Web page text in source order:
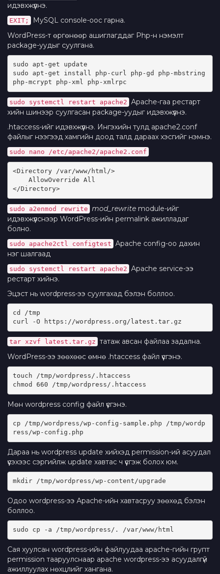
идэвхжүүлнэ.
EXIT;
MySQL console-оос гарна.
WordPress-т өргөнөөр ашиглагддаг Php-н нэмэлт
package-уудыг суулгана.
sudo apt-get update
sudo apt-get install php-curl php-gd php-mbstring
php-mcrypt php-xml php-xmlrpc
sudo systemctl restart apache2 Apache-гаа рестарт
хийн шинээр суулгасан package-уудыг идэвхжүүлнэ.
.htaccess-ийг идэвхжүүлнэ. Ингэхийн тулд apache2.conf
файлыг нээгээд хамгийн доод талд дараах хэсгийг нэмнэ.
sudo nano /etc/apache2/apache2.conf
<Directory /var/www/html/>
    AllowOverride All
</Directory>
sudo a2enmod rewrite mod_rewrite module-ийг
идэвхжүүлснээр WordPress-ийн permalink ажилладаг
болно.
sudo apache2ctl configtest Apache config-оо дахин
нэг шалгаад
sudo systemctl restart apache2 Apache service-ээ
рестарт хийнэ.
Эцэст нь wordpress-ээ суулгахад бэлэн боллоо.
cd /tmp
curl -O https://wordpress.org/latest.tar.gz
tar xzvf latest.tar.gz татаж авсан файлаа задална.
WordPress-ээ зөөхөөс өмнө .htaccess файл үүсгэнэ.
touch /tmp/wordpress/.htaccess
chmod 660 /tmp/wordpress/.htaccess
Мөн wordpress config файл үүсгэнэ.
cp /tmp/wordpress/wp-config-sample.php /tmp/wordp
ress/wp-config.php
Дараа нь wordpress update хийхэд permission-ий асуудал
үүсэхээс сэргийлж update хавтас ч үүсгэж болох юм.
mkdir /tmp/wordpress/wp-content/upgrade
Одоо wordpress-ээ Apache-ийн хавтасруу зөөхөд бэлэн
боллоо.
sudo cp -a /tmp/wordpress/. /var/www/html
Сая хуулсан wordpress-ийн файлуудаа apache-гийн групт
permission тааруулснаар apache wordpress-ээ асуудалгүй
ажиллуулах нөхцлийг хангана.